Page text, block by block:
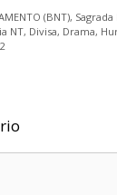
(BNT),
NT, Divisa, Drama,